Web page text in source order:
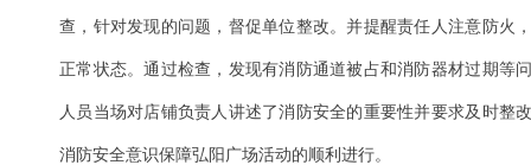
查，针对发现的问题，督促单位整改。并提醒责任人注意防火
正常状态。通过检查，发现有消防通道被占和消防器材过期等
人员当场对店铺负责人讲述了消防安全的重要性并要求及时整
消防安全意识保障弘阳广场活动的顺利进行。